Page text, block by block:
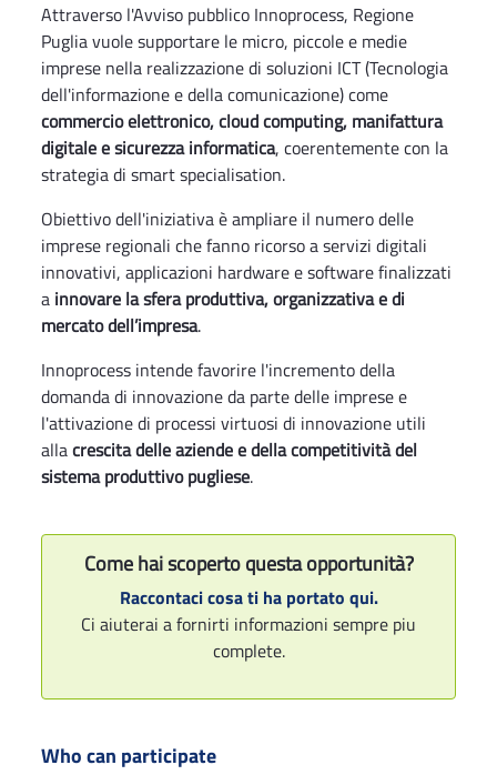
Attraverso l'Avviso pubblico Innoprocess, Regione
Puglia vuole supportare le micro, piccole e medie
imprese nella realizzazione di soluzioni ICT (Tecnologia
dell'informazione e della comunicazione) come
commercio elettronico, cloud computing, manifattura
digitale e sicurezza informatica, coerentemente con la
strategia di smart specialisation.
Obiettivo dell'iniziativa è ampliare il numero delle
imprese regionali che fanno ricorso a servizi digitali
innovativi, applicazioni hardware e software finalizzati
a innovare la sfera produttiva, organizzativa e di
mercato dell’impresa.
Innoprocess intende favorire l'incremento della
domanda di innovazione da parte delle imprese e
l'attivazione di processi virtuosi di innovazione utili
allacrescita delle aziende e della competitività del
sistema produttivo pugliese.
Come hai scoperto questa opportunità?
Raccontaci cosa ti ha portato qui.
Ci aiuterai a fornirti informazioni sempre piu
complete.
Who can participate